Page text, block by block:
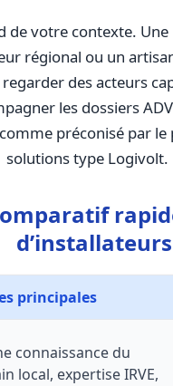
de votre contexte.
régional ou un
des acteurs
les dossiers
préconisé par
solutions type Logivolt.
d’installateurs
principales
connaissance du
local, expertise IRVE,